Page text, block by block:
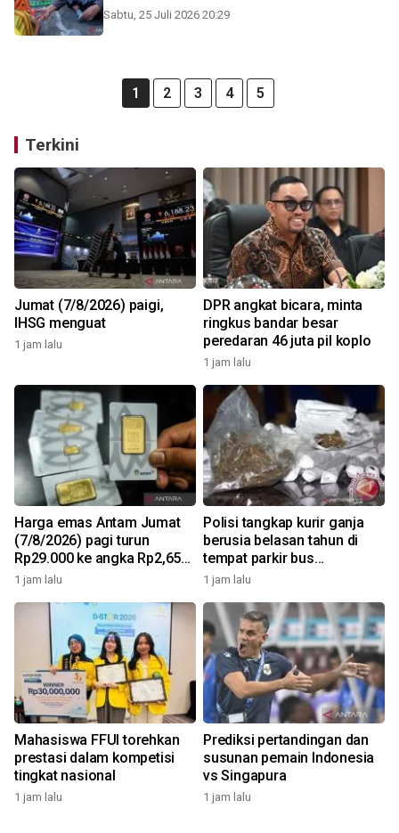
Sabtu, 25 Juli 2026 20:29
1 2 3 4 5
Terkini
Jumat (7/8/2026) paigi,
IHSG menguat
1 jam lalu
DPR angkat bicara, minta
ringkus bandar besar
peredaran 46 juta pil koplo
1 jam lalu
Harga emas Antam Jumat
(7/8/2026) pagi turun
Rp29.000 ke angka Rp2,650
juta/gr
1 jam lalu
Polisi tangkap kurir ganja
berusia belasan tahun di
tempat parkir bus
Tangerang
1 jam lalu
Mahasiswa FFUI torehkan
prestasi dalam kompetisi
tingkat nasional
1 jam lalu
Prediksi pertandingan dan
susunan pemain Indonesia
vs Singapura
1 jam lalu